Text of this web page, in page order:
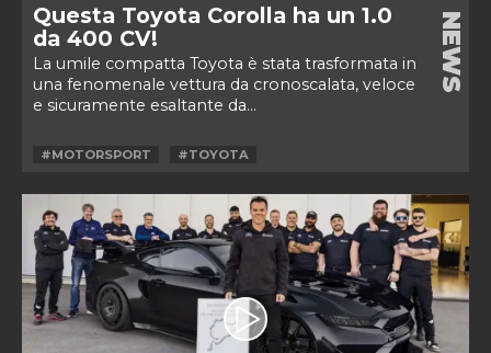
Questa Toyota Corolla ha un 1.0
da 400 CV!
La umile compatta Toyota è stata trasformata in
una fenomenale vettura da cronoscalata, veloce
e sicuramente esaltante da...
NEWS
#MOTORSPORT #TOYOTA